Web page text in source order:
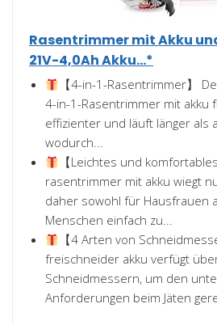
Rasentrimmer mit Akku
21V-4,0Ah Akku...*
【4-in-1-Rasentrimmer】
4-in-1-Rasentrimmer mit akku
effizienter und läuft länger als
wodurch...
【Leichtes und
rasentrimmer mit akku wiegt
daher sowohl für Hausfrauen
Menschen einfach zu...
【4 Arten von
freischneider akku verfügt
Schneidmessern, um den
Anforderungen beim Jäten